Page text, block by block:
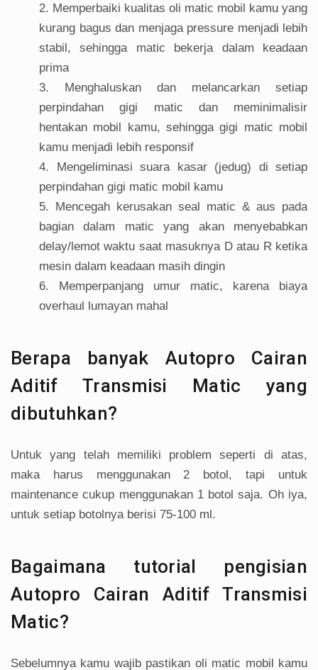
Memperbaiki kualitas oli matic mobil kamu yang
kurang bagus dan menjaga pressure menjadi lebih
stabil, sehingga matic bekerja dalam keadaan
prima
Menghaluskan dan melancarkan setiap
perpindahan gigi matic dan meminimalisir
hentakan mobil kamu, sehingga gigi matic mobil
kamu menjadi lebih responsif
Mengeliminasi suara kasar (jedug) di setiap
perpindahan gigi matic mobil kamu
Mencegah kerusakan seal matic & aus pada
bagian dalam matic yang akan menyebabkan
delay/lemot waktu saat masuknya D atau R ketika
mesin dalam keadaan masih dingin
Memperpanjang umur matic, karena biaya
overhaul lumayan mahal
Berapa banyak Autopro Cairan
Aditif Transmisi Matic yang
dibutuhkan?
Untuk yang telah memiliki problem seperti di atas,
maka harus menggunakan 2 botol, tapi untuk
maintenance cukup menggunakan 1 botol saja. Oh iya,
untuk setiap botolnya berisi 75-100 ml.
Bagaimana tutorial pengisian
Autopro Cairan Aditif Transmisi
Matic?
Sebelumnya kamu wajib pastikan oli matic mobil kamu